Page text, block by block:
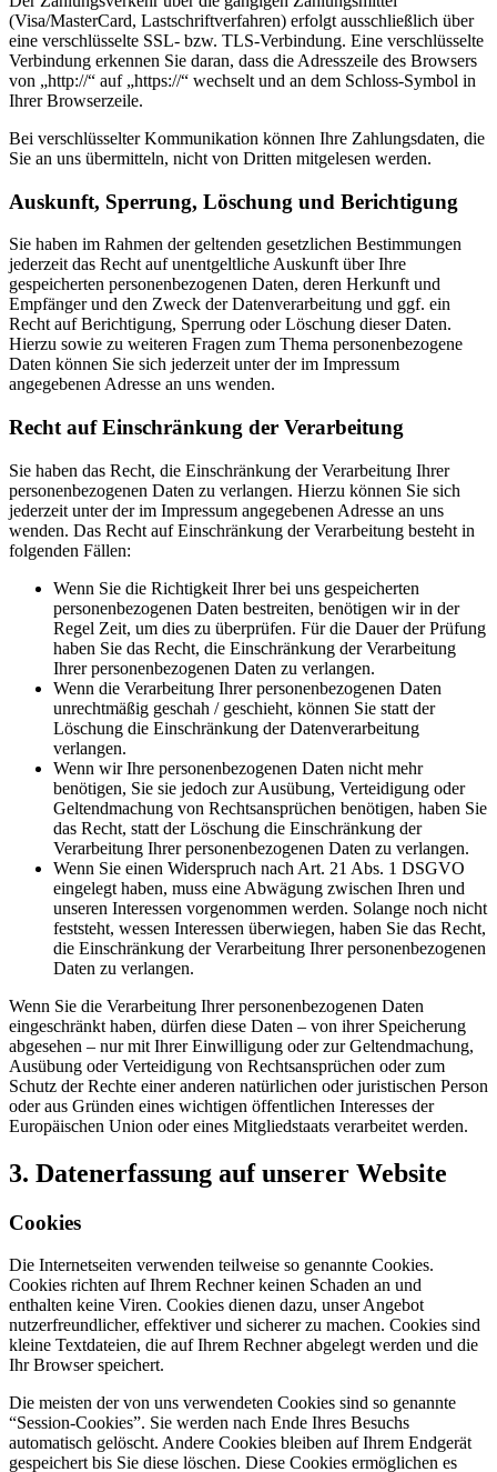
(Visa/MasterCard, Lastschriftverfahren) erfolgt ausschließlich über
eine verschlüsselte SSL- bzw. TLS-Verbindung. Eine verschlüsselte
Verbindung erkennen Sie daran, dass die Adresszeile des Browsers
von „http://“ auf „https://“ wechselt und an dem Schloss-Symbol in
Ihrer Browserzeile.
Bei verschlüsselter Kommunikation können Ihre Zahlungsdaten, die
Sie an uns übermitteln, nicht von Dritten mitgelesen werden.
Auskunft, Sperrung, Löschung und Berichtigung
Sie haben im Rahmen der geltenden gesetzlichen Bestimmungen
jederzeit das Recht auf unentgeltliche Auskunft über Ihre
gespeicherten personenbezogenen Daten, deren Herkunft und
Empfänger und den Zweck der Datenverarbeitung und ggf. ein
Recht auf Berichtigung, Sperrung oder Löschung dieser Daten.
Hierzu sowie zu weiteren Fragen zum Thema personenbezogene
Daten können Sie sich jederzeit unter der im Impressum
angegebenen Adresse an uns wenden.
Recht auf Einschränkung der Verarbeitung
Sie haben das Recht, die Einschränkung der Verarbeitung Ihrer
personenbezogenen Daten zu verlangen. Hierzu können Sie sich
jederzeit unter der im Impressum angegebenen Adresse an uns
wenden. Das Recht auf Einschränkung der Verarbeitung besteht in
folgenden Fällen:
Wenn Sie die Richtigkeit Ihrer bei uns gespeicherten
personenbezogenen Daten bestreiten, benötigen wir in der
Regel Zeit, um dies zu überprüfen. Für die Dauer der Prüfung
haben Sie das Recht, die Einschränkung der Verarbeitung
Ihrer personenbezogenen Daten zu verlangen.
Wenn die Verarbeitung Ihrer personenbezogenen Daten
unrechtmäßig geschah / geschieht, können Sie statt der
Löschung die Einschränkung der Datenverarbeitung
verlangen.
Wenn wir Ihre personenbezogenen Daten nicht mehr
benötigen, Sie sie jedoch zur Ausübung, Verteidigung oder
Geltendmachung von Rechtsansprüchen benötigen, haben Sie
das Recht, statt der Löschung die Einschränkung der
Verarbeitung Ihrer personenbezogenen Daten zu verlangen.
Wenn Sie einen Widerspruch nach Art. 21 Abs. 1 DSGVO
eingelegt haben, muss eine Abwägung zwischen Ihren und
unseren Interessen vorgenommen werden. Solange noch nicht
feststeht, wessen Interessen überwiegen, haben Sie das Recht,
die Einschränkung der Verarbeitung Ihrer personenbezogenen
Daten zu verlangen.
Wenn Sie die Verarbeitung Ihrer personenbezogenen Daten
eingeschränkt haben, dürfen diese Daten – von ihrer Speicherung
abgesehen – nur mit Ihrer Einwilligung oder zur Geltendmachung,
Ausübung oder Verteidigung von Rechtsansprüchen oder zum
Schutz der Rechte einer anderen natürlichen oder juristischen Person
oder aus Gründen eines wichtigen öffentlichen Interesses der
Europäischen Union oder eines Mitgliedstaats verarbeitet werden.
3. Datenerfassung auf unserer Website
Cookies
Die Internetseiten verwenden teilweise so genannte Cookies.
Cookies richten auf Ihrem Rechner keinen Schaden an und
enthalten keine Viren. Cookies dienen dazu, unser Angebot
nutzerfreundlicher, effektiver und sicherer zu machen. Cookies sind
kleine Textdateien, die auf Ihrem Rechner abgelegt werden und die
Ihr Browser speichert.
Die meisten der von uns verwendeten Cookies sind so genannte
“Session-Cookies”. Sie werden nach Ende Ihres Besuchs
automatisch gelöscht. Andere Cookies bleiben auf Ihrem Endgerät
gespeichert bis Sie diese löschen. Diese Cookies ermöglichen es